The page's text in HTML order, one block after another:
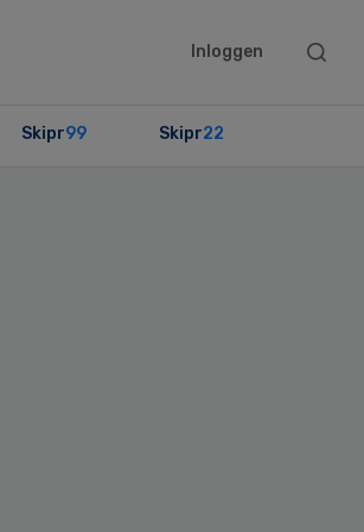
Inloggen
Search
Skipr99 Skipr22